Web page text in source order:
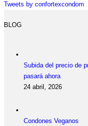
Tweets by confortexcondom
BLOG
Subida del precio de
pasará ahora
24 abril, 2026
Condones Veganos